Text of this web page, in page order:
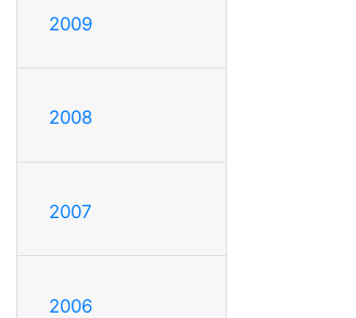
2009
2008
2007
2006